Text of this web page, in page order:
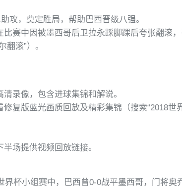
攻，奠定胜局，帮助巴西晋级八强。
比赛中因被墨西哥后卫拉永踩脚踝后夸张翻滚
翻滚”）。
清录像，包含进球集锦和解说。
修复版蓝光画质回放及精彩集锦（搜索“2018世
半场提供视频回放链接。
界杯小组赛中，巴西曾0-0战平墨西哥，门将奥